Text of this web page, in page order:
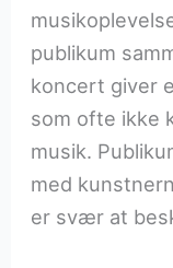
publikum
koncert giver
som ofte ikke
musik.
med
er svær at